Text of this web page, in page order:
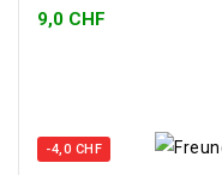
9,0 CHF
-4,0 CHF